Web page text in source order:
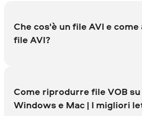
Che cos'è un file AVI e
file AVI?
Come riprodurre file VOB su
Windows e Mac | I migliori